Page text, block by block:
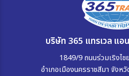
บริษัท 365 แทรเวล แอ
1849/9 ถนนร่วมเริงไช
อำเภอเมืองนครราชสีมา จังห